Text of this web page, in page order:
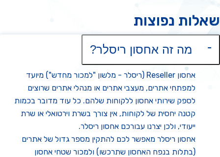
נפוצות
מה זה אחסון ריסלר?
אחסון Reseller (ריסלר - מלשון "למכור מחדש") מיועד
למפתחי אתרים, מעצבי אתרים או מנהלי אתרים שרוצים
לספק שירותי אחסון ללקוחות שלהם. כל עוד מדובר בכמות
קטנה יחסית של לקוחות, אין צורך בשרת וירטואלי או שרת
ייעודי, ולכן יצרנו עבורכם אחסון ריסלר.
אחסון ריסלר מאפשר לכם להתקין מספר גדול של אתרים
(בתלות בנפח האחסון שתרכשו) ולמכור שטחי אחסון